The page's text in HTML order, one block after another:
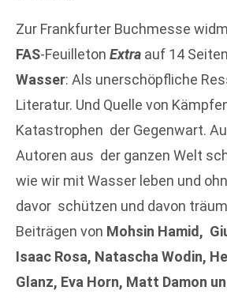
Zur Frankfurter Buchmesse
FAS-Feuilleton Extra auf 14
Wasser: Als unerschöpfliche
Literatur. Und Quelle von
Katastrophen der Gegenwart.
Autoren aus der ganzen Welt
wie wir mit Wasser leben und
davor schützen und davon
Beiträgen von Mohsin Hamid,
Isaac Rosa, Natascha Wodin,
Glanz, Eva Horn, Matt Damon